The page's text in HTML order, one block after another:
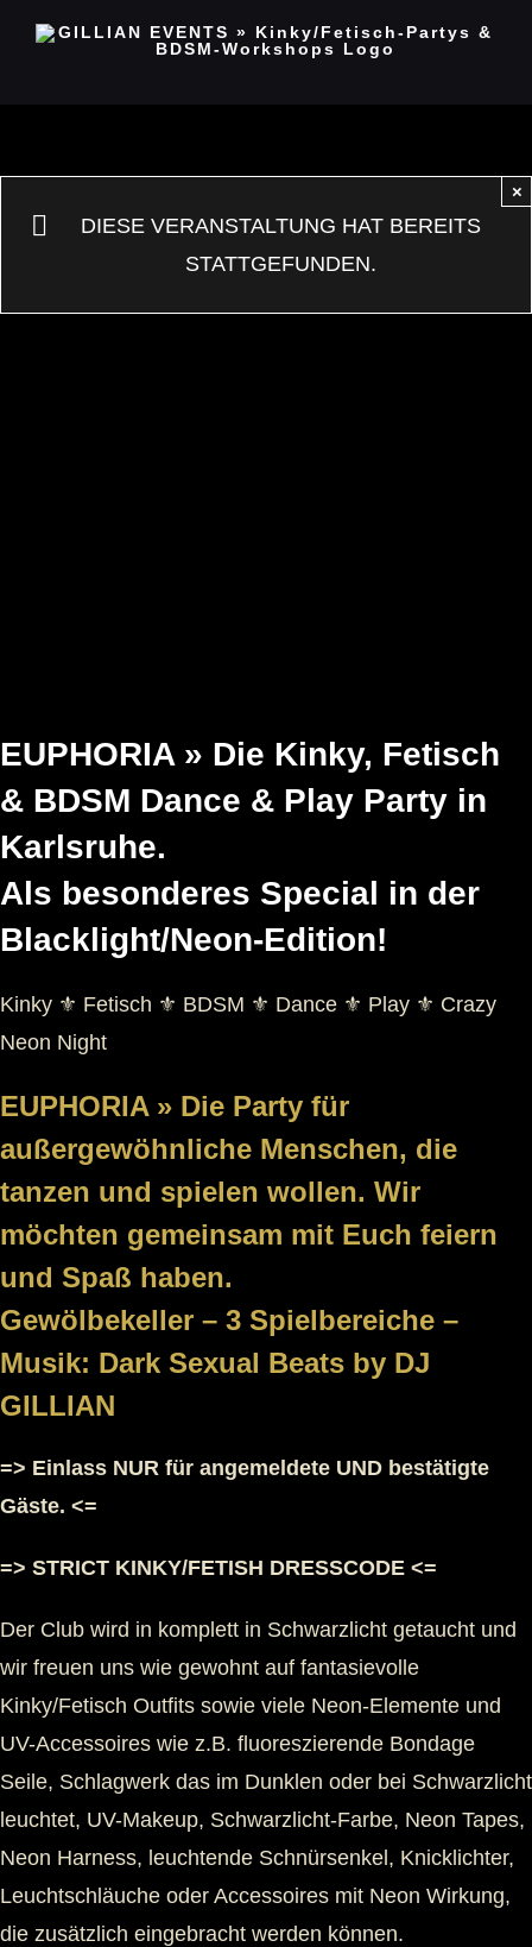
Zum
DIESE VERANSTALTUNG HAT BEREITS
STATTGEFUNDEN.
×
EUPHORIA » Die Kinky, Fetisch
& BDSM Dance & Play Party in
Karlsruhe.
Als besonderes Special in der
Blacklight/Neon-Edition!
Kinky ⚜️ Fetisch ⚜️ BDSM ⚜️ Dance ⚜️ Play ⚜️ Crazy
Neon Night
EUPHORIA » Die Party für
außergewöhnliche Menschen, die
tanzen und spielen wollen. Wir
möchten gemeinsam mit Euch feiern
und Spaß haben.
Gewölbekeller – 3 Spielbereiche –
Musik: Dark Sexual Beats by DJ
GILLIAN
=> Einlass NUR für angemeldete UND bestätigte
Gäste. <=
=> STRICT KINKY/FETISH DRESSCODE <=
Der Club wird in komplett in Schwarzlicht getaucht und
wir freuen uns wie gewohnt auf fantasievolle
Kinky/Fetisch Outfits sowie viele Neon-Elemente und
UV-Accessoires wie z.B. fluoreszierende Bondage
Seile, Schlagwerk das im Dunklen oder bei Schwarzlicht
leuchtet, UV-Makeup, Schwarzlicht-Farbe, Neon Tapes,
Neon Harness, leuchtende Schnürsenkel, Knicklichter,
Leuchtschläuche oder Accessoires mit Neon Wirkung,
die zusätzlich eingebracht werden können.